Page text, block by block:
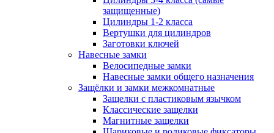
защищенные)
Цилиндры 1-2 класса
Вертушки для цилиндров
Заготовки ключей
Навесные замки
Велосипедные замки
Навесные замки общего назначения
Защёлки и замки межкомнатные
Защелки с пластиковым язычком
Классические защелки
Магнитные защелки